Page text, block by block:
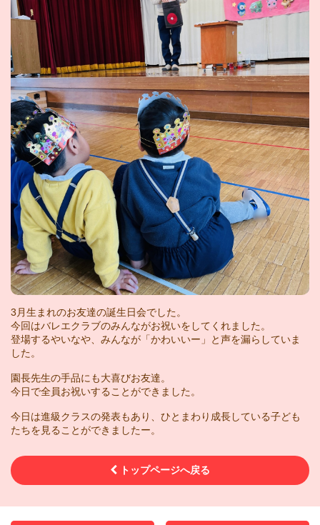
3月生まれのお友達の誕生日会でした。
今回はバレエクラブのみんながお祝いをしてくれました。
登場するやいなや、みんなが「かわいいー」と声を漏らしていま
した。
園長先生の手品にも大喜びお友達。
今日で全員お祝いすることができました。
今日は進級クラスの発表もあり、ひとまわり成長している子ども
たちを見ることができましたー。
トップページへ戻る